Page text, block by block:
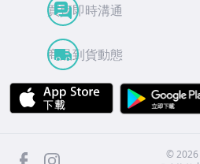
買賣即時溝通
商品到貨動態
APP Store
facebook ©2026